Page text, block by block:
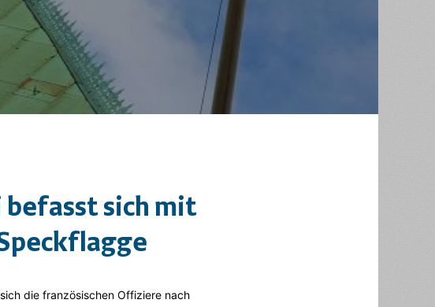
befasst sich mit
die französischen Offiziere nach